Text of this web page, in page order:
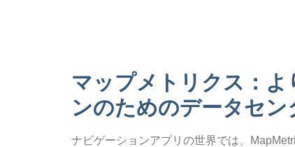
マップメトリクス：よ
ンのためのデータセ
ナビゲーションアプリの世界では、